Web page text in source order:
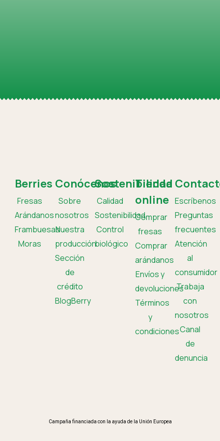
Berries
Fresas
Arándanos
Frambuesas
Moras
Conócenos
Sobre
nosotros
Nuestra
producción
Sección
de
crédito
BlogBerry
Sostenibilidad
Calidad
Sostenibilidad
Control
biológico
Tienda
online
Comprar
fresas
Comprar
arándanos
Envíos y
devoluciones
Términos
y
condiciones
Escríbenos
Preguntas
frecuentes
Atención
al
consumidor
Trabaja
con
nosotros
Canal
de
denuncia
Campaña financiada con la ayuda de la Unión Europea